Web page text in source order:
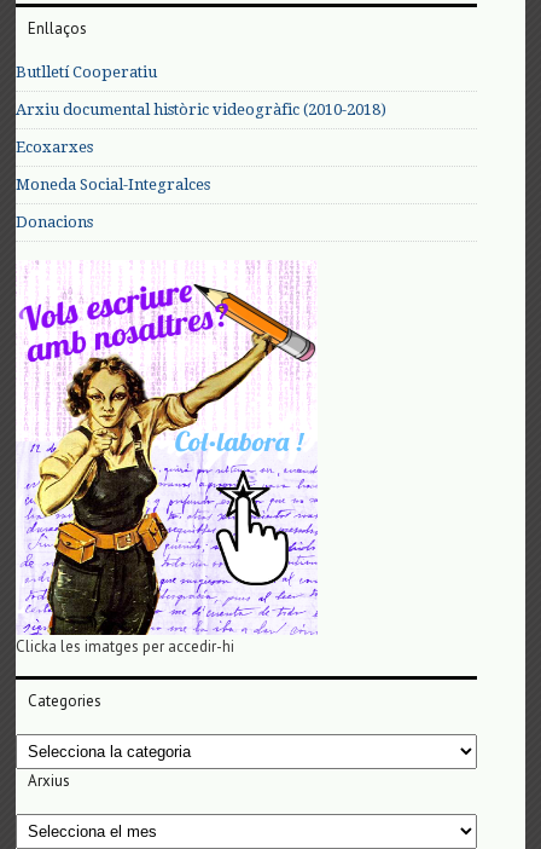
Enllaços
Butlletí Cooperatiu
Arxiu documental històric videogràfic (2010-2018)
Ecoxarxes
Moneda Social-Integralces
Donacions
Clicka les imatges per accedir-hi
Categories
Categories
Arxius
Arxius